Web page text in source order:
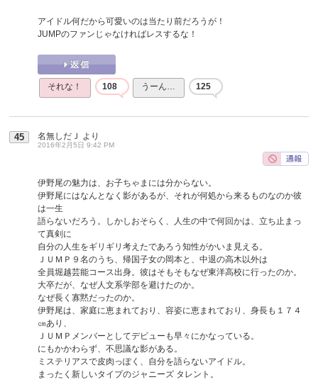
アイドル何だから可愛いのは当たり前だろうが！
JUMPのファンじゃなければレスするな！
それな！ 108 うーん… 125
45 名無しだＪ より
2016年2月5日 9:42 PM
伊野尾の魅力は、お子ちゃまには分からない。
伊野尾にはなんとなく影があるが、それが何処から来るものなのか彼
は一生
語らないだろう。しかしおそらく、人生の中で何回かは、立ち止まっ
て真剣に
自分の人生をギリギリ考えたであろう知性がかいま見える。
ＪＵＭＰ９名のうち、帰国子女の岡本と、中退の高木以外は
全員堀越芸能コース出身。彼はそもそもなぜ東洋高校に行ったのか。
大卒だが、なぜ人文系学部を避けたのか。
なぜ長く寡黙だったのか。
伊野尾は、家庭に恵まれており、容姿に恵まれており、身長も１７４
㎝あり、
ＪＵＭＰメンバーとしてデビューも早々にかなっている。
にもかかわらず、不思議な影がある。
ミステリアスで皮肉っぽく、自分を語らないアイドル。
まったく新しいタイプのジャニーズ タレント。